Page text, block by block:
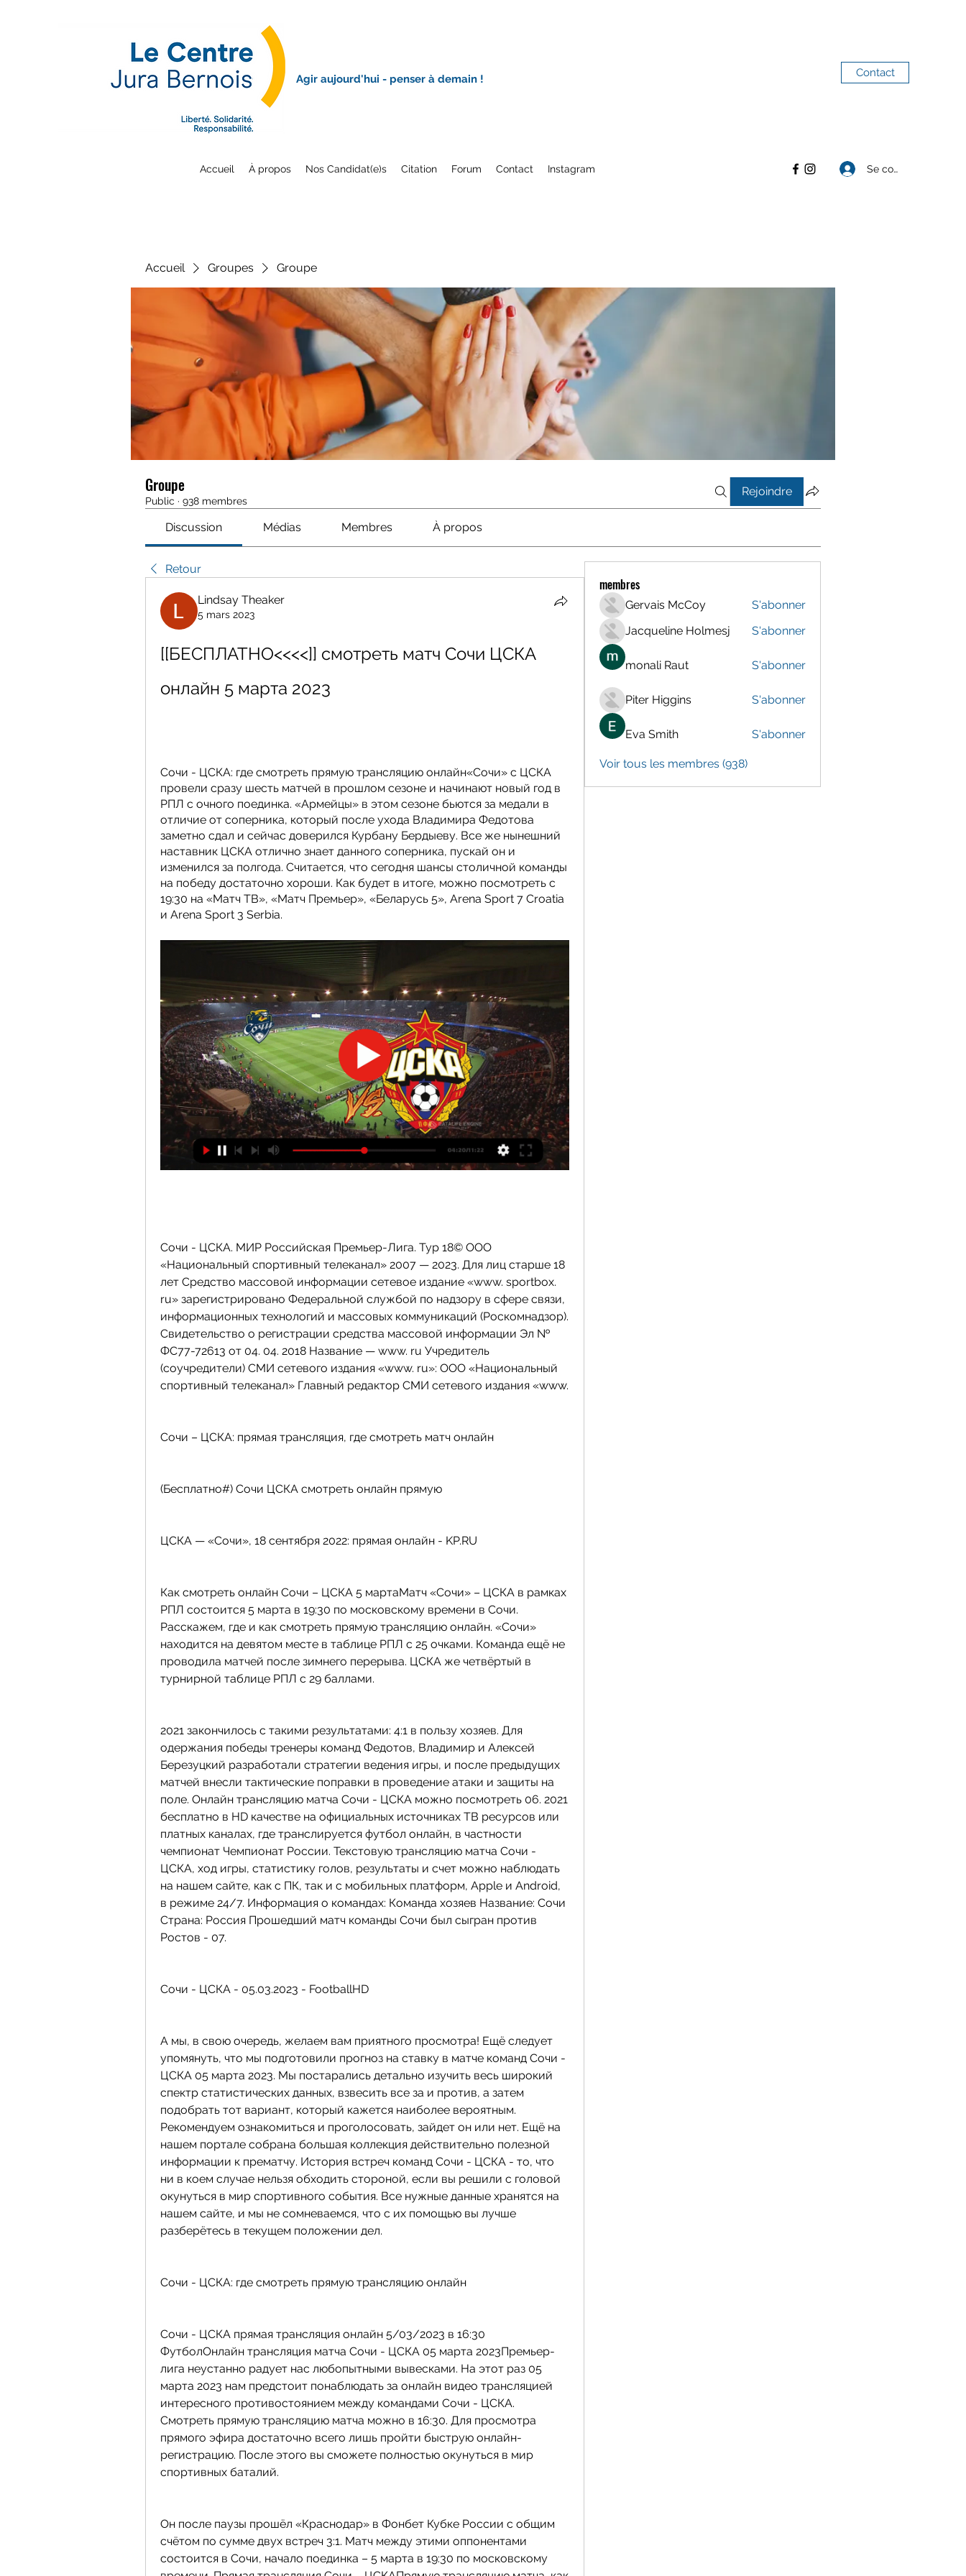
Agir aujourd'hui - penser à demain ! Contact
Accueil À propos Nos Candidat(e)s Citation Forum Contact Instagram Se connecter
Accueil Groupes Groupe
Groupe
Public · 938 membres
Rejoindre
Discussion Médias Membres À propos
Retour
Lindsay Theaker
5 mars 2023
[[БЕСПЛАТНО<<<<]] смотреть матч Сочи ЦСКА
онлайн 5 марта 2023
Сочи - ЦСКА: где смотреть прямую трансляцию онлайн«Сочи» с ЦСКА
провели сразу шесть матчей в прошлом сезоне и начинают новый год в
РПЛ с очного поединка. «Армейцы» в этом сезоне бьются за медали в
отличие от соперника, который после ухода Владимира Федотова
заметно сдал и сейчас доверился Курбану Бердыеву. Все же нынешний
наставник ЦСКА отлично знает данного соперника, пускай он и
изменился за полгода. Считается, что сегодня шансы столичной команды
на победу достаточно хороши. Как будет в итоге, можно посмотреть с
19:30 на «Матч ТВ», «Матч Премьер», «Беларусь 5», Arena Sport 7 Croatia
и Arena Sport 3 Serbia.
Сочи - ЦСКА. МИР Российская Премьер-Лига. Тур 18© ООО
«Национальный спортивный телеканал» 2007 — 2023. Для лиц старше 18
лет Средство массовой информации сетевое издание «www. sportbox.
ru» зарегистрировано Федеральной службой по надзору в сфере связи,
информационных технологий и массовых коммуникаций (Роскомнадзор).
Свидетельство о регистрации средства массовой информации Эл №
ФС77-72613 от 04. 04. 2018 Название — www. ru Учредитель
(соучредители) СМИ сетевого издания «www. ru»: ООО «Национальный
спортивный телеканал» Главный редактор СМИ сетевого издания «www.
Сочи – ЦСКА: прямая трансляция, где смотреть матч онлайн
(Бесплатно#) Сочи ЦСКА смотреть онлайн прямую
ЦСКА — «Сочи», 18 сентября 2022: прямая онлайн - KP.RU
Как смотреть онлайн Сочи – ЦСКА 5 мартаМатч «Сочи» – ЦСКА в рамках
РПЛ состоится 5 марта в 19:30 по московскому времени в Сочи.
Расскажем, где и как смотреть прямую трансляцию онлайн. «Сочи»
находится на девятом месте в таблице РПЛ с 25 очками. Команда ещё не
проводила матчей после зимнего перерыва. ЦСКА же четвёртый в
турнирной таблице РПЛ с 29 баллами.
2021 закончилось с такими результатами: 4:1 в пользу хозяев. Для
одержания победы тренеры команд Федотов, Владимир и Алексей
Березуцкий разработали стратегии ведения игры, и после предыдущих
матчей внесли тактические поправки в проведение атаки и защиты на
поле. Онлайн трансляцию матча Сочи - ЦСКА можно посмотреть 06. 2021
бесплатно в HD качестве на официальных источниках ТВ ресурсов или
платных каналах, где транслируется футбол онлайн, в частности
чемпионат Чемпионат России. Текстовую трансляцию матча Сочи -
ЦСКА, ход игры, статистику голов, результаты и счет можно наблюдать
на нашем сайте, как с ПК, так и с мобильных платформ, Apple и Android,
в режиме 24/7. Информация о командах: Команда хозяев Название: Сочи
Страна: Россия Прошедший матч команды Сочи был сыгран против
Ростов - 07.
Сочи - ЦСКА - 05.03.2023 - FootballHD
А мы, в свою очередь, желаем вам приятного просмотра! Ещё следует
упомянуть, что мы подготовили прогноз на ставку в матче команд Сочи -
ЦСКА 05 марта 2023. Мы постарались детально изучить весь широкий
спектр статистических данных, взвесить все за и против, а затем
подобрать тот вариант, который кажется наиболее вероятным.
Рекомендуем ознакомиться и проголосовать, зайдет он или нет. Ещё на
нашем портале собрана большая коллекция действительно полезной
информации к прематчу. История встреч команд Сочи - ЦСКА - то, что
ни в коем случае нельзя обходить стороной, если вы решили с головой
окунуться в мир спортивного события. Все нужные данные хранятся на
нашем сайте, и мы не сомневаемся, что с их помощью вы лучше
разберётесь в текущем положении дел.
Сочи - ЦСКА: где смотреть прямую трансляцию онлайн
Сочи - ЦСКА прямая трансляция онлайн 5/03/2023 в 16:30
ФутболОнлайн трансляция матча Сочи - ЦСКА 05 марта 2023Премьер-
лига неустанно радует нас любопытными вывесками. На этот раз 05
марта 2023 нам предстоит понаблюдать за онлайн видео трансляцией
интересного противостоянием между командами Сочи - ЦСКА.
Смотреть прямую трансляцию матча можно в 16:30. Для просмотра
прямого эфира достаточно всего лишь пройти быструю онлайн-
регистрацию. После этого вы сможете полностью окунуться в мир
спортивных баталий.
Он после паузы прошёл «Краснодар» в Фонбет Кубке России с общим
счётом по сумме двух встреч 3:1. Матч между этими оппонентами
состоится в Сочи, начало поединка – 5 марта в 19:30 по московскому
membres
Gervais McCoy
S'abonner
Jacqueline Holmesj
S'abonner
monali Raut S'abonner
Piter Higgins S'abonner
Eva Smith S'abonner
Voir tous les membres (938)